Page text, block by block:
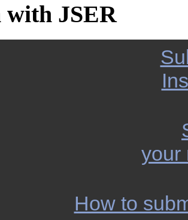
with JSER
your
How to